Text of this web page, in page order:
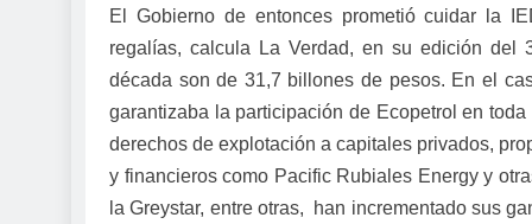
El Gobierno de entonces prometió cuidar la
regalías, calcula La Verdad, en su edición
década son de 31,7 billones de pesos. En el
garantizaba la participación de Ecopetrol en
derechos de explotación a capitales privados,
y financieros como Pacific Rubiales Energy y
la Greystar, entre otras, han incrementado sus